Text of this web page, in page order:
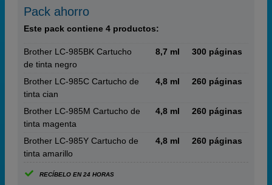
Pack ahorro
Este pack contiene 4 productos:
Brother LC-985BK Cartucho
de tinta negro
8,7 ml 300 páginas
Brother LC-985C Cartucho de
tinta cian
4,8 ml 260 páginas
Brother LC-985M Cartucho de
tinta magenta
4,8 ml 260 páginas
Brother LC-985Y Cartucho de
tinta amarillo
4,8 ml 260 páginas
RECÍBELO EN 24 HORAS